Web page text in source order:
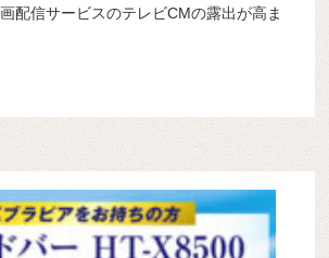
配信サービスのテレビCMの露出が高ま